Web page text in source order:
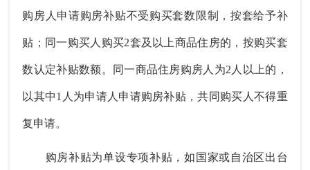
购房人申请购房补贴不受购买套数限制，按套给予补
贴；同一购买人购买2套及以上商品住房的，按购买套
数认定补贴数额。同一商品住房购房人为2人以上的，
以其中1人为申请人申请购房补贴，共同购买人不得重
复申请。
购房补贴为单设专项补贴，如国家或自治区出台